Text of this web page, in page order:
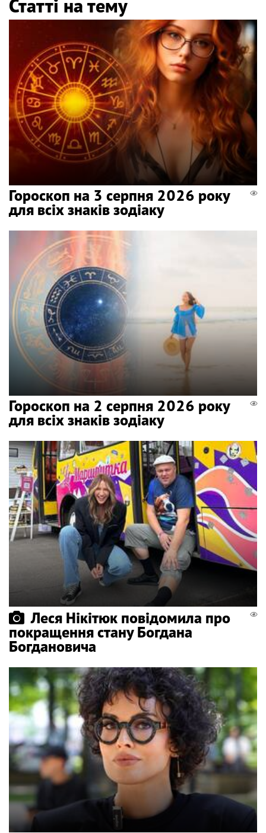
Статті на тему
Гороскоп на 3 серпня 2026 року
для всіх знаків зодіаку
Гороскоп на 2 серпня 2026 року
для всіх знаків зодіаку
Леся Нікітюк повідомила про
покращення стану Богдана
Богдановича